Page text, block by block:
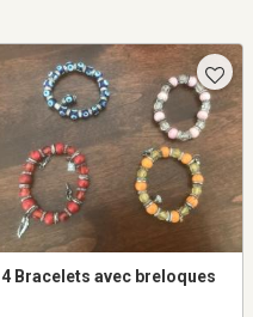
4 Bracelets avec breloques